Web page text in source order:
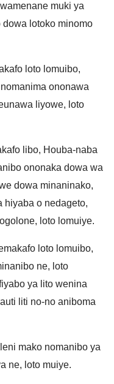
muki ya
dowa lotoko minomo
loto lomuibo,
ononawa
liyowe, loto
libo, Houba-naba
ononaka dowa wa
dowa minaninako,
hiyaba o nedageto,
loto lomuiye.
loto lomuibo,
ne, loto
ya lito wenina
liti no-no aniboma
mako nomanibo ya
ne, loto muiye.